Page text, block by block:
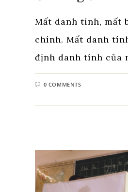
Mất danh tính, mất
chính. Mất danh
định danh tính của
0 COMMENTS